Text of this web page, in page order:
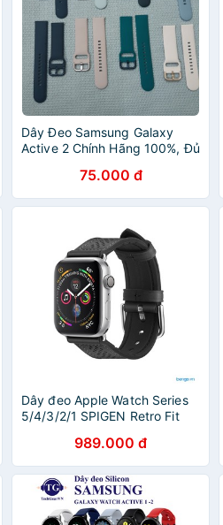
Dây Đeo Samsung Galaxy
Active 2 Chính Hãng 100%, Đủ
75.000 đ
Dây đeo Apple Watch Series
5/4/3/2/1 SPIGEN Retro Fit
989.000 đ